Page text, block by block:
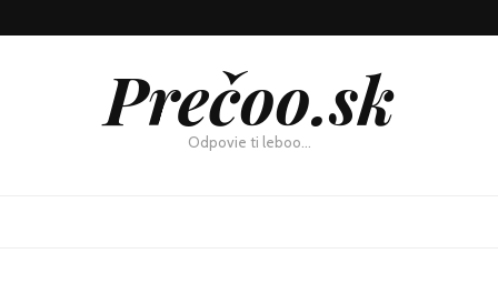
Prečoo.sk
Odpovie ti leboo…